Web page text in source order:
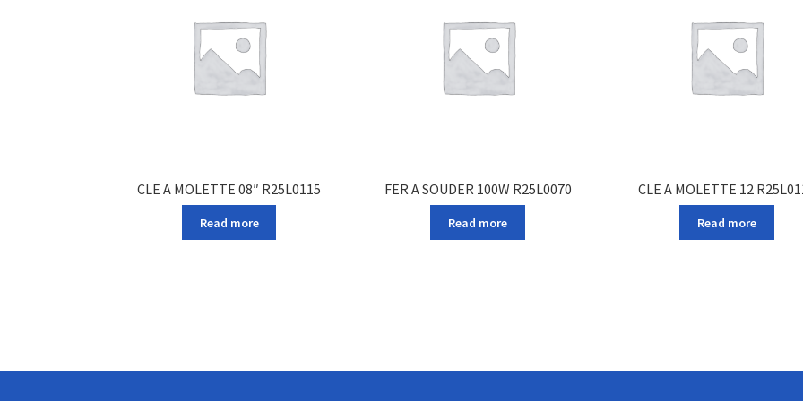
CLE A MOLETTE 08″ R25L0115
Read more
FER A SOUDER 100W R25L0070
Read more
CLE A MOLETTE 12
Read more